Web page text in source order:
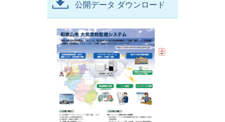
公開データ ダウンロード